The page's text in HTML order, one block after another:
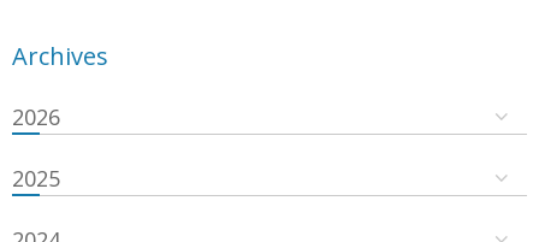
Archives
2026
2025